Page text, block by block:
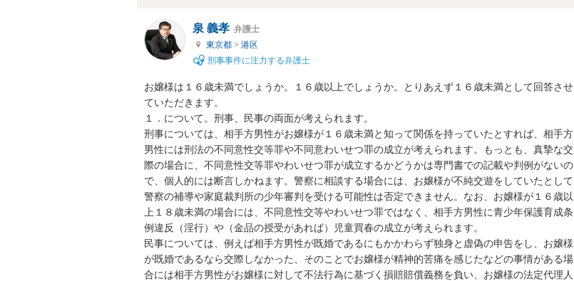
泉 義孝 弁護士
東京都 > 港区
刑事事件に注力する弁護士
お嬢様は１６歳未満でしょうか。１６歳以上でしょうか。とりあえず１６歳未満として回答させ
ていただきます。
１．について。刑事、民事の両面が考えられます。
刑事については、相手方男性がお嬢様が１６歳未満と知って関係を持っていたとすれば、相手方
男性には刑法の不同意性交等罪や不同意わいせつ罪の成立が考えられます。もっとも、真摯な交
際の場合に、不同意性交等罪やわいせつ罪が成立するかどうかは専門書での記載や判例がないの
で、個人的には断言しかねます。警察に相談する場合には、お嬢様が不純交遊をしていたとして
警察の補導や家庭裁判所の少年審判を受ける可能性は否定できません。なお、お嬢様が１６歳以
上１８歳未満の場合には、不同意性交等やわいせつ罪ではなく、相手方男性に青少年保護育成条
例違反（淫行）や（金品の授受があれば）児童買春の成立が考えられます。
民事については、例えば相手方男性が既婚であるにもかかわらず独身と虚偽の申告をし、お嬢様
が既婚であるなら交際しなかった、そのことでお嬢様が精神的苦痛を感じたなどの事情がある場
合には相手方男性がお嬢様に対して不法行為に基づく損賠賠償義務を負い、お嬢様の法定代理人